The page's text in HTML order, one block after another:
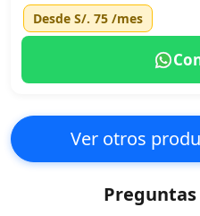
Desde S/. 75 /mes
Ver otros